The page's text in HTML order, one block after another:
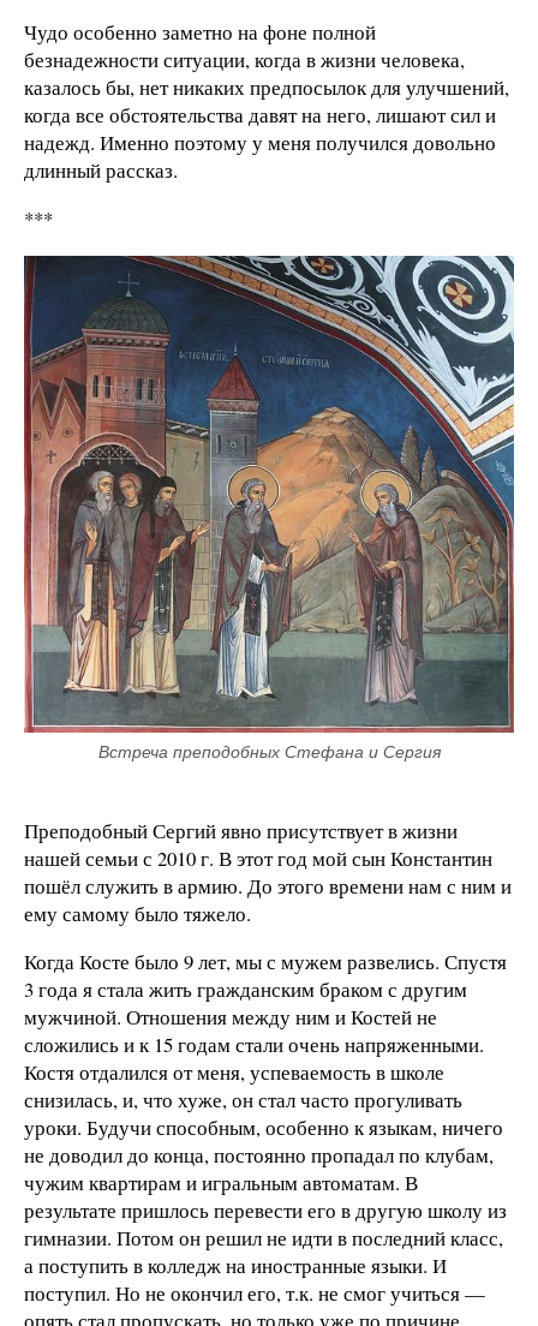
Чудо особенно заметно на фоне полной
безнадежности ситуации, когда в жизни человека,
казалось бы, нет никаких предпосылок для улучшений,
когда все обстоятельства давят на него, лишают сил и
надежд. Именно поэтому у меня получился довольно
длинный рассказ.
***
Встреча преподобных Стефана и Сергия
Преподобный Сергий явно присутствует в жизни
нашей семьи с 2010 г. В этот год мой сын Константин
пошёл служить в армию. До этого времени нам с ним и
ему самому было тяжело.
Когда Косте было 9 лет, мы с мужем развелись. Спустя
3 года я стала жить гражданским браком с другим
мужчиной. Отношения между ним и Костей не
сложились и к 15 годам стали очень напряженными.
Костя отдалился от меня, успеваемость в школе
снизилась, и, что хуже, он стал часто прогуливать
уроки. Будучи способным, особенно к языкам, ничего
не доводил до конца, постоянно пропадал по клубам,
чужим квартирам и игральным автоматам. В
результате пришлось перевести его в другую школу из
гимназии. Потом он решил не идти в последний класс,
а поступить в колледж на иностранные языки. И
поступил. Но не окончил его, т.к. не смог учиться —